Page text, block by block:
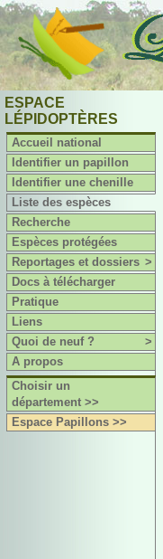
ESPACE
LÉPIDOPTÈRES
Accueil national
Identifier un papillon
Identifier une chenille
Liste des espèces
Recherche
Espèces protégées
Reportages et dossiers >
Docs à télécharger
Pratique
Liens
Quoi de neuf ?
>
A propos
Choisir un
département >>
Espace Papillons >>